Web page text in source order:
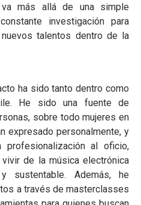
más allá de una simple
investigación para
talentos dentro de la
ha sido tanto dentro como
He sido una fuente de
sobre todo mujeres en
expresado personalmente, y
profesionalización al oficio,
de la música electrónica
sustentable. Además, he
a través de masterclasses